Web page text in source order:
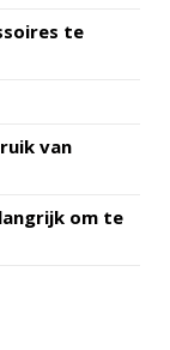
te
van
om te